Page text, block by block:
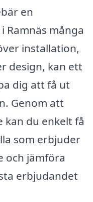
en
Ramnäs många
installation,
design, kan ett
dig att få ut
Genom att
kan du enkelt få
som erbjuder
och jämföra
erbjudandet